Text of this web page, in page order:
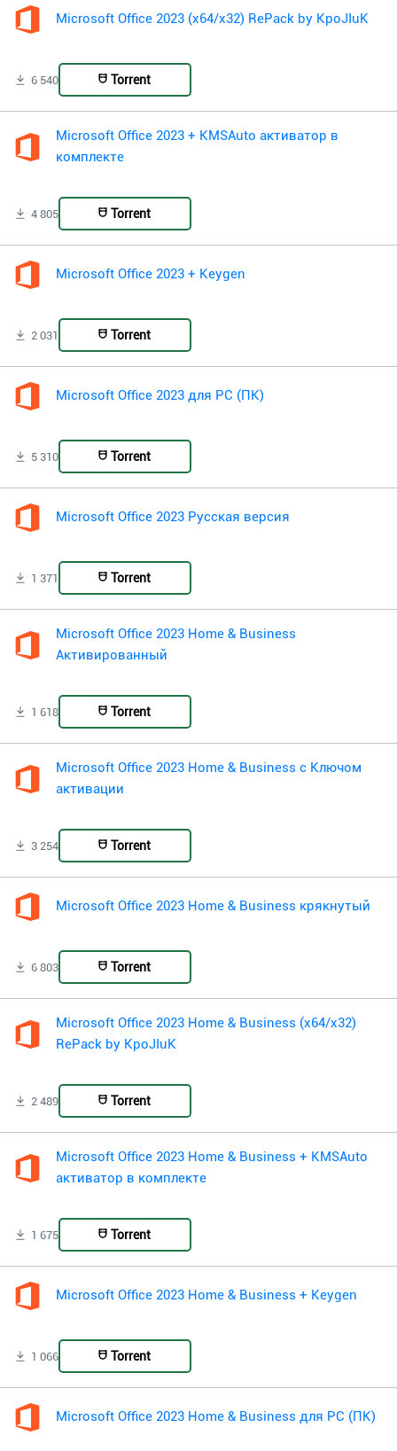
Microsoft Office 2023 (x64/x32) RePack by KpoJIuK
6 540 Torrent
Microsoft Office 2023 + KMSAuto активатор в
комплекте
4 805 Torrent
Microsoft Office 2023 + Keygen
2 031 Torrent
Microsoft Office 2023 для PC (ПК)
5 310 Torrent
Microsoft Office 2023 Русская версия
1 371 Torrent
Microsoft Office 2023 Home & Business
Активированный
1 618 Torrent
Microsoft Office 2023 Home & Business с Ключом
активации
3 254 Torrent
Microsoft Office 2023 Home & Business крякнутый
6 803 Torrent
Microsoft Office 2023 Home & Business (x64/x32)
RePack by KpoJIuK
2 489 Torrent
Microsoft Office 2023 Home & Business + KMSAuto
активатор в комплекте
1 675 Torrent
Microsoft Office 2023 Home & Business + Keygen
1 066 Torrent
Microsoft Office 2023 Home & Business для PC (ПК)